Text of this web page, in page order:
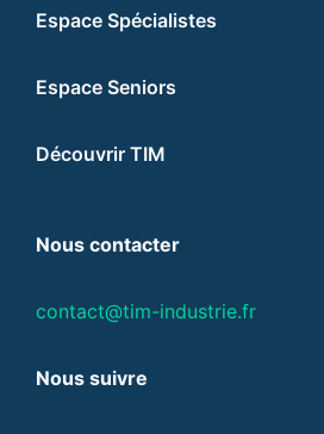
Espace Spécialistes
Espace Seniors
Découvrir TIM
Nous contacter
contact@tim-industrie.fr
Nous suivre